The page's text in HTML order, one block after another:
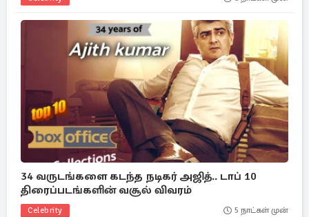
34 வருடங்களை கடந்த நடிகர் அஜித்.. டாப் 10
திரைப்படங்களின் வசூல் விவரம்
Celebrity 5 நாட்கள் முன்